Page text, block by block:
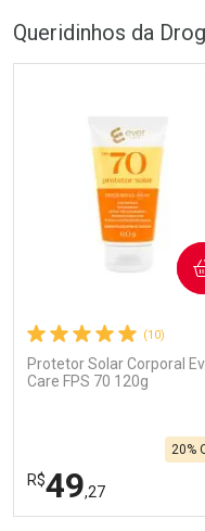
Ativar Desconto
Queridinhos da
(10)
Protetor Solar Corporal
Care FPS 70 120g
R$49,27
20%
COMPRAR